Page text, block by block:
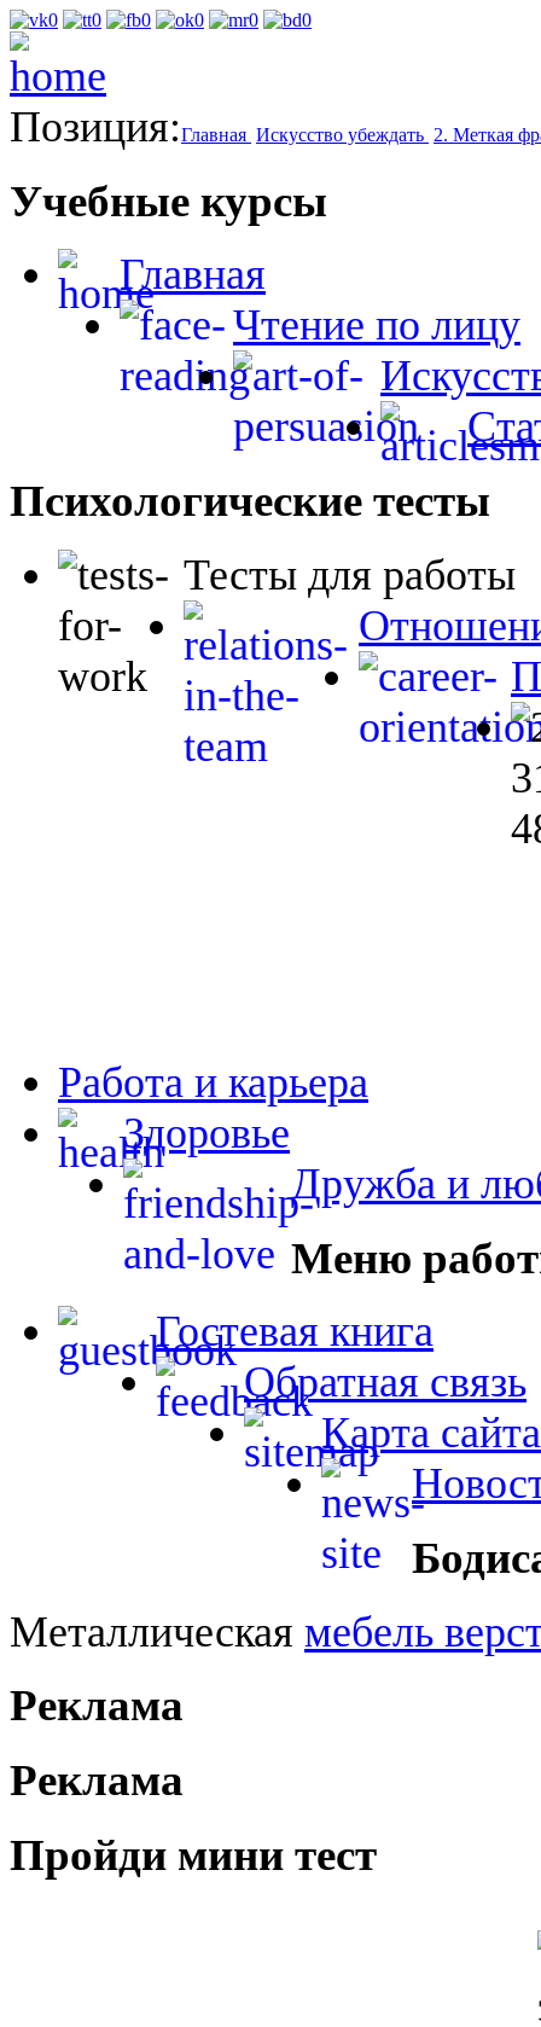
Позиция:Главная Искусство убеждать 2. Меткая
Учебные курсы
Главная
Чтение по лицу
Психологические тесты
Тесты для работы
Работа и карьера
Здоровье
Дружба и
Меню
Гостевая книга
Обратная связь
Карта сайта
Металлическая мебель
Реклама
Реклама
Пройди мини тест